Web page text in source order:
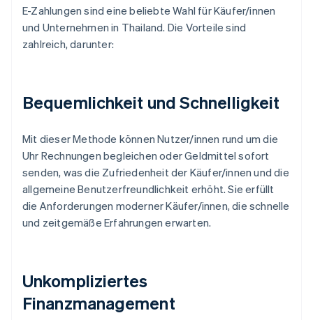
E-Zahlungen sind eine beliebte Wahl für Käufer/innen
und Unternehmen in Thailand. Die Vorteile sind
zahlreich, darunter:
Bequemlichkeit und Schnelligkeit
Mit dieser Methode können Nutzer/innen rund um die
Uhr Rechnungen begleichen oder Geldmittel sofort
senden, was die Zufriedenheit der Käufer/innen und die
allgemeine Benutzerfreundlichkeit erhöht. Sie erfüllt
die Anforderungen moderner Käufer/innen, die schnelle
und zeitgemäße Erfahrungen erwarten.
Unkompliziertes
Finanzmanagement